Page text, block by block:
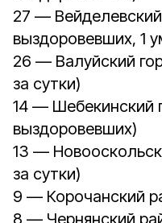
27 —
выздоровевших, 1
26 — Валуйский
за сутки)
14 — Шебекинский
выздоровевших)
13 —
за сутки)
9 — Корочанский
8 — Чернянский